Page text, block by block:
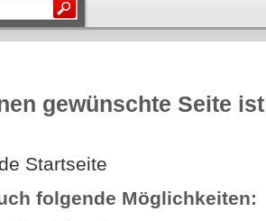
gewünschte Seite
Startseite
folgende Möglichkeiten: